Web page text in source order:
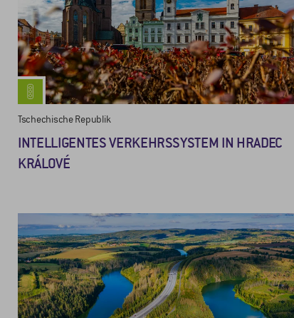
Tschechische Republik
INTELLIGENTES VERKEHRSSYSTEM IN HRADEC
KRÁLOVÉ